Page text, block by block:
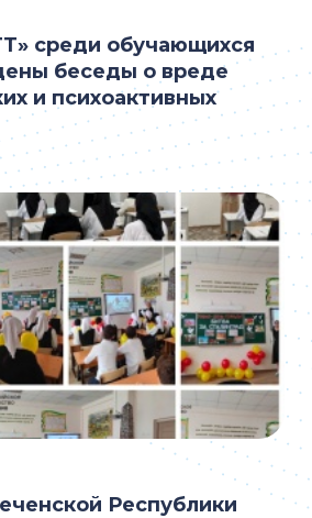
среди обучающихся
беседы о вреде
и психоактивных
Республики